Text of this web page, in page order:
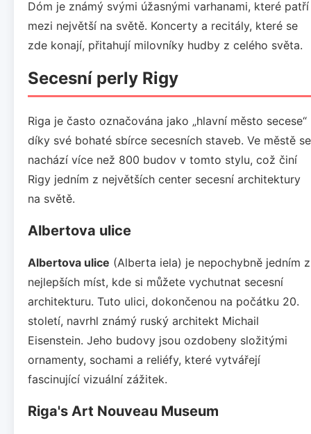
Dóm je známý svými úžasnými varhanami, které patří
mezi největší na světě. Koncerty a recitály, které se
zde konají, přitahují milovníky hudby z celého světa.
Secesní perly Rigy
Riga je často označována jako „hlavní město secese“
díky své bohaté sbírce secesních staveb. Ve městě se
nachází více než 800 budov v tomto stylu, což činí
Rigy jedním z největších center secesní architektury
na světě.
Albertova ulice
Albertova ulice (Alberta iela) je nepochybně jedním z
nejlepších míst, kde si můžete vychutnat secesní
architekturu. Tuto ulici, dokončenou na počátku 20.
století, navrhl známý ruský architekt Michail
Eisenstein. Jeho budovy jsou ozdobeny složitými
ornamenty, sochami a reliéfy, které vytvářejí
fascinující vizuální zážitek.
Riga's Art Nouveau Museum